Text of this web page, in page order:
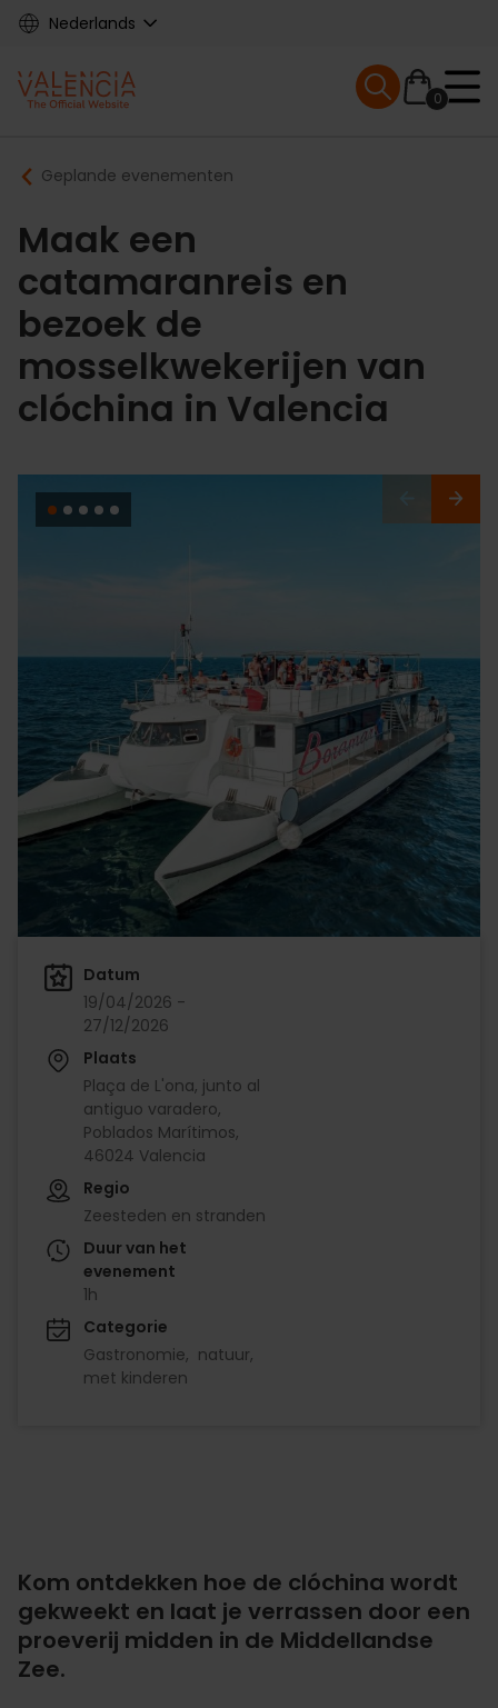
Skip
content
Nederlands
Main
navigation
0
Mobile menu
Breadcrumb
Geplande evenementen
Maak een
catamaranreis en
bezoek de
mosselkwekerijen van
clóchina in Valencia
Datum
19/04/2026 -
27/12/2026
Plaats
Plaça de L'ona, junto al
antiguo varadero,
Poblados Marítimos,
46024 Valencia
Regio
Zeesteden en stranden
Duur van het
evenement
1h
Categorie
Gastronomie
natuur
met kinderen
Kom ontdekken hoe de clóchina wordt
gekweekt en laat je verrassen door een
proeverij midden in de Middellandse
Zee.